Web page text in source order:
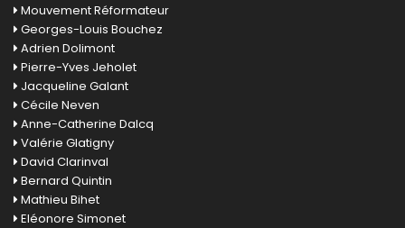
Mouvement Réformateur
Georges-Louis Bouchez
Adrien Dolimont
Pierre-Yves Jeholet
Jacqueline Galant
Cécile Neven
Anne-Catherine Dalcq
Valérie Glatigny
David Clarinval
Bernard Quintin
Mathieu Bihet
Eléonore Simonet